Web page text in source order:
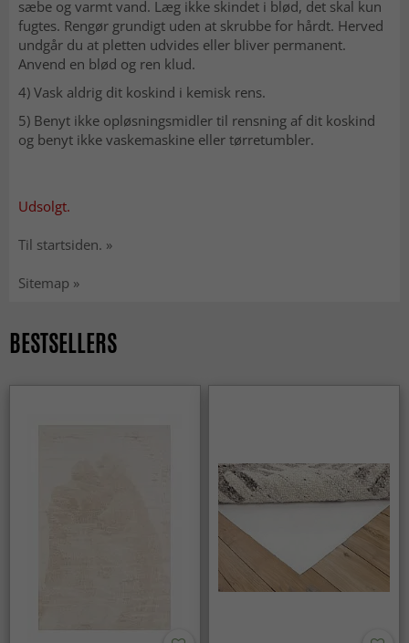
sæbe og varmt vand. Læg ikke skindet i blød, det skal kun
fugtes. Rengør grundigt uden at skrubbe for hårdt. Herved
undgår du at pletten udvides eller bliver permanent.
Anvend en blød og ren klud.
4) Vask aldrig dit koskind i kemisk rens.
5) Benyt ikke opløsningsmidler til rensning af dit koskind
og benyt ikke vaskemaskine eller tørretumbler.
Udsolgt.
Til startsiden. »
Sitemap »
BESTSELLERS